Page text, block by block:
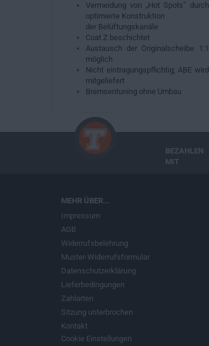
Vermeidung von „Hot Spots" durch
optimierte Konstruktion
der Belüftungskanäle
Coat Z beschichtet
Austausch der Originalscheibe 1:1
möglich
Nicht eintragungspflichtig; ABE wird
mitgeliefert
Bremsentuning ohne Umbau
BEZAHLEN
MIT
MEHR ÜBER...
Impressum
AGB
Widerrufsbelehrung
Muster-Widerrufsformular
Datenschutzerklärung
Lieferbedingungen
Zahlarten
Sitzung unterbrochen
Kontakt
Cookie Einstellungen